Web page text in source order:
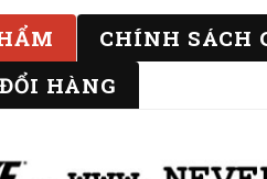
CHÍNH SÁCH
HÀNG